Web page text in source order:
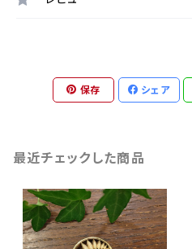
保存 シェア
最近チェックした商品